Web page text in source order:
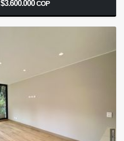
$3.600.000COP